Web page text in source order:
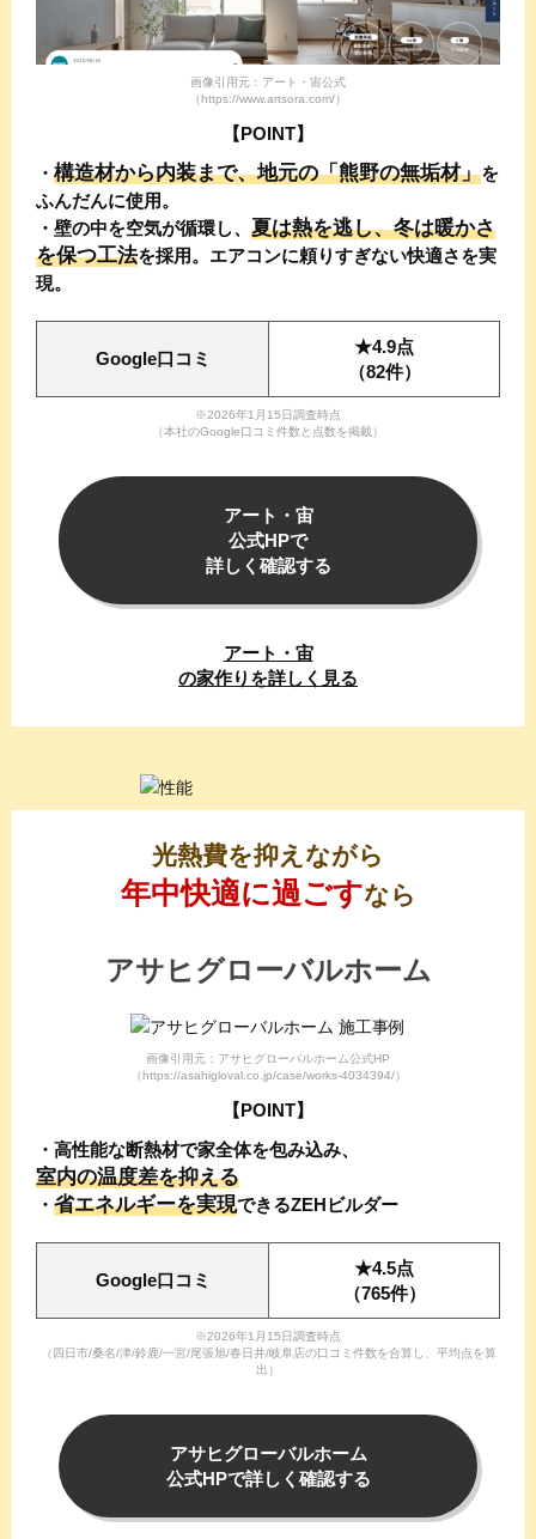
画像引用元：アート・宙公式
（https://www.artsora.com/）
【POINT】
・ 構造材から内装まで、地元の「熊野の無垢材」を
ふんだんに使用。
・壁の中を空気が循環し、 夏は熱を逃し、冬は暖かさ
を保つ工法を採用。エアコンに頼りすぎない快適さを実
現。
Google口コミ
★4.9点
（82件）
※2026年1月15日調査時点
（本社のGoogle口コミ件数と点数を掲載）
アート・宙
公式HPで
詳しく確認する
アート・宙
の家作りを詳しく 見る
光熱費を抑えながら
年中快適に過ごすなら
アサヒグローバルホーム
画像引用元：アサヒグローバルホーム公式HP
（https://asahigloval.co.jp/case/works-4034394/）
【POINT】
・高性能な断熱材で家全体を包み込み、
室内の温度差を抑える
・ 省エネルギーを実現できるZEHビルダー
Google口コミ
★4.5点
（765件）
※2026年1月15日調査時点
（四日市/桑名/津/鈴鹿/一宮/尾張旭/春日井/岐阜店の口コミ件数を合算し、平均点を算
出）
アサヒグローバルホーム
公式HPで詳しく確認する